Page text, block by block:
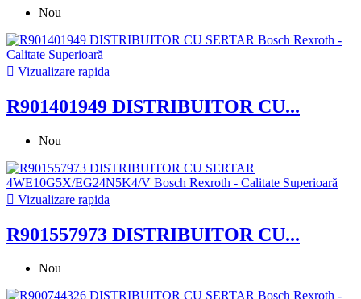
Nou
 Vizualizare rapida
R901401949 DISTRIBUITOR CU...
Nou
 Vizualizare rapida
R901557973 DISTRIBUITOR CU...
Nou